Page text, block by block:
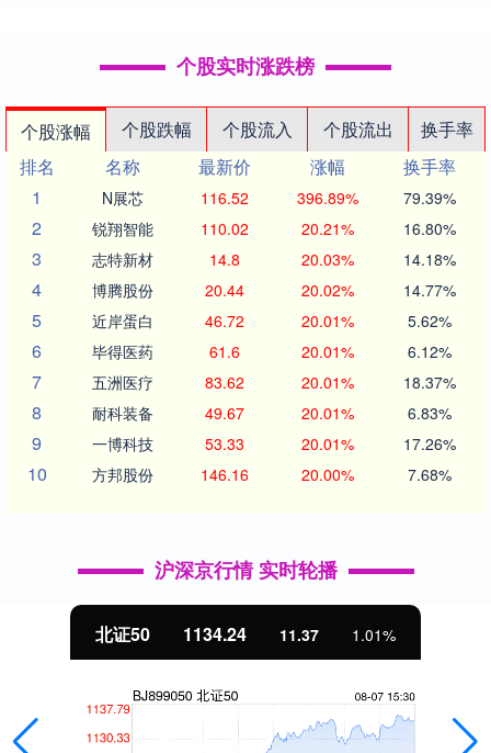
个股实时涨跌榜
个股涨幅 个股跌幅 个股流入 个股流出
换手率
排名
名称 最新价 涨幅
换手率
1
N展芯 116.52 396.89% 79.39%
2 锐翔智能 110.02 20.21% 16.80%
3 志特新材 14.8 20.03% 14.18%
4 博腾股份 20.44 20.02% 14.77%
5 近岸蛋白 46.72 20.01% 5.62%
6 毕得医药 61.6 20.01% 6.12%
7 五洲医疗 83.62 20.01% 18.37%
8 耐科装备 49.67 20.01% 6.83%
9 一博科技 53.33 20.01% 17.26%
10 方邦股份 146.16 20.00% 7.68%
沪深京行情 实时轮播
北证50 1134.24 11.37 1.01%